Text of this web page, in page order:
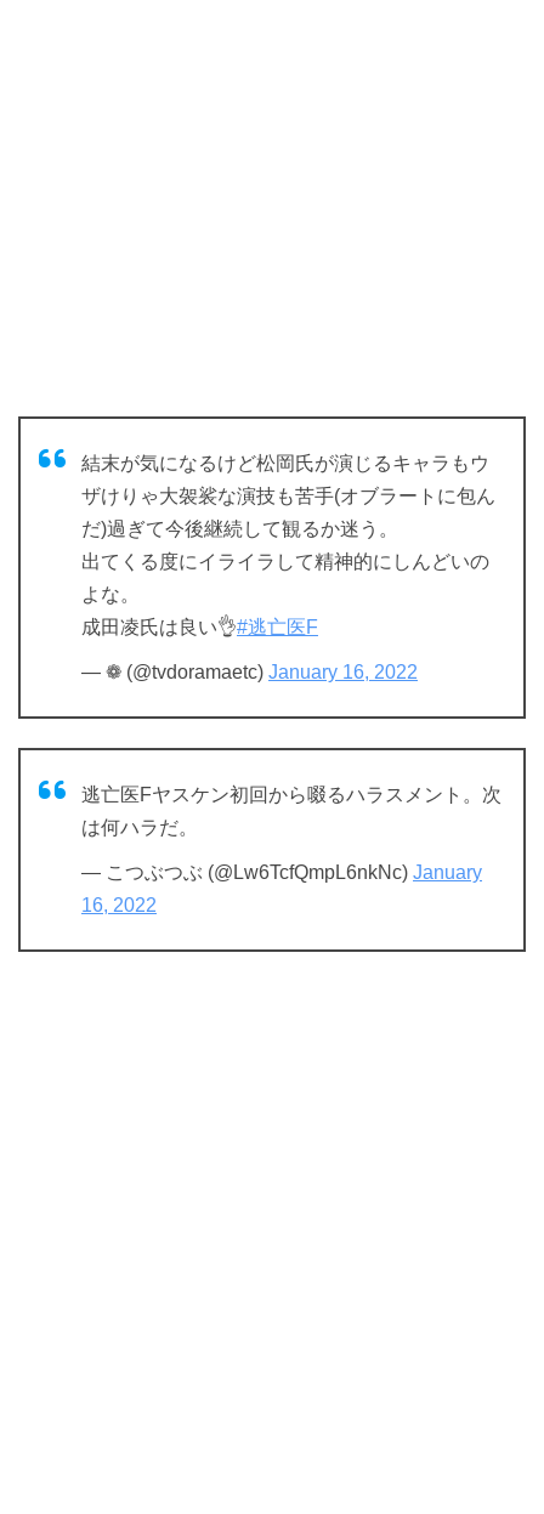
結末が気になるけど松岡氏が演じるキャラもウ
ザけりゃ大袈裟な演技も苦手(オブラートに包ん
だ)過ぎて今後継続して観るか迷う。
出てくる度にイライラして精神的にしんどいの
よな。
成田凌氏は良い👌#逃亡医F
— ❁ (@tvdoramaetc) January 16, 2022
逃亡医Fヤスケン初回から啜るハラスメント。次
は何ハラだ。
— こつぶつぶ (@Lw6TcfQmpL6nkNc) January
16, 2022